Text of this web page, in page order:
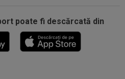
poate fi descărcată din
viitorul lui MM Stoica!
cu Universitatea